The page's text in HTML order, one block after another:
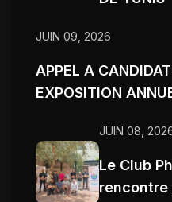
JUIN 09, 2026
APPEL A
EXPOSITION
JUIN 08,
Le Club
rencontre